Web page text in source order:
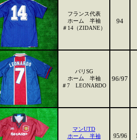
フランス代表
ホーム 半袖
＃14（ZIDANE）
94
パリSG
ホーム 半袖
＃7 LEONARDO
96/97
マンUTD
ホーム 半袖
95/96